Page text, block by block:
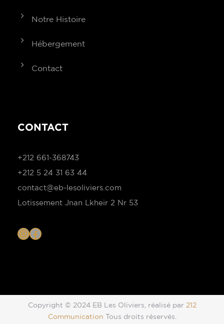
Notre Histoire
Hébergement
Contact
CONTACT
+212 661-368743
+212 5 24 31 63 44
contact@eb-lesoliviers.com
Lotissement Jnan Lkheir 2 Nr 53
s c
Copyright © 2024 EB Les Oliviers, réalisé par 212
Communication Tous droits réservés.